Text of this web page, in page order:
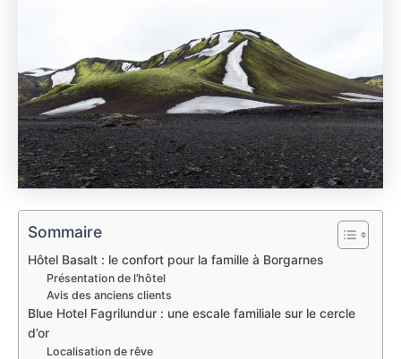
Sommaire
Hôtel Basalt : le confort pour la famille à Borgarnes
Présentation de l’hôtel
Avis des anciens clients
Blue Hotel Fagrilundur : une escale familiale sur le cercle
d’or
Localisation de rêve